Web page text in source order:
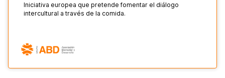
Iniciativa europea que pretende fomentar el diálogo
intercultural a través de la comida.